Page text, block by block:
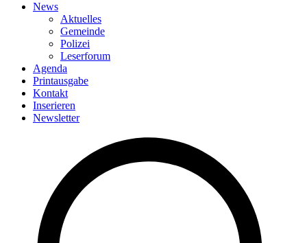
News
Aktuelles
Gemeinde
Polizei
Leserforum
Agenda
Printausgabe
Kontakt
Inserieren
Newsletter